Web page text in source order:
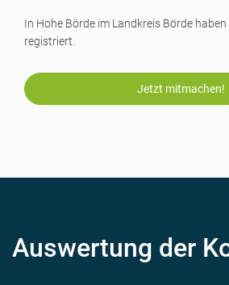
In Hohe Börde im Landkreis Börde haben
registriert.
Jetzt mitmachen!
Auswertung der